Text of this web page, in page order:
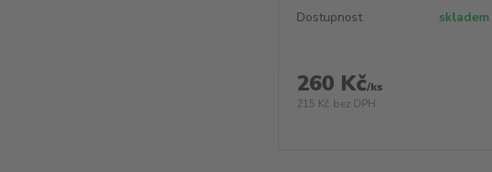
Dostupnost skladem
260 Kč/ks
215 Kč bez DPH